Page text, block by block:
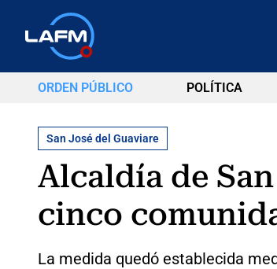
ORDEN PÚBLICO POLÍTICA
San José del Guaviare
Alcaldía de
cinco
La medida quedó establecida